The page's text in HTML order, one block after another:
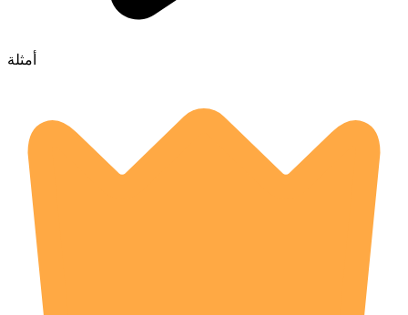
أمثلة